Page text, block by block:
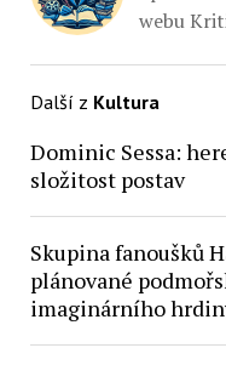
webu
Další z Kultura
Dominic Sessa:
složitost postav
Skupina fanoušků
plánované
imaginárního